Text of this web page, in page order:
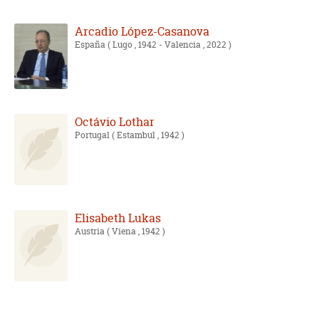
Arcadio López-Casanova
España( Lugo , 1942 - Valencia , 2022 )
Octávio Lothar
Portugal( Estambul , 1942 )
Elisabeth Lukas
Austria( Viena , 1942 )